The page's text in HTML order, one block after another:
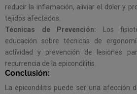
reducir la inflamación, aliviar el dolor y
tejidos afectados.
Técnicas de Prevención: Los
educación sobre técnicas de
actividad y prevención de lesiones
recurrencia de la epicondilitis.
Conclusión:
La epicondilitis puede ser una afección